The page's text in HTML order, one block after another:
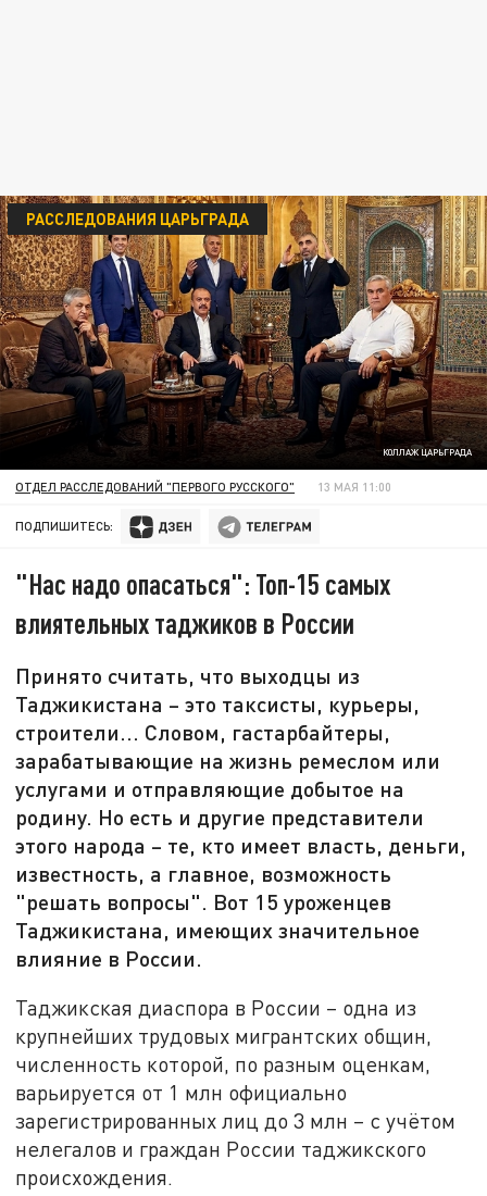
КОЛЛАЖ ЦАРЬГРАДА
РАССЛЕДОВАНИЯ ЦАРЬГРАДА
ОТДЕЛ РАССЛЕДОВАНИЙ "ПЕРВОГО РУССКОГО" 13 МАЯ 11:00
ПОДПИШИТЕСЬ:
"Нас надо опасаться": Топ-15 самых
влиятельных таджиков в России
Принято считать, что выходцы из
Таджикистана – это таксисты, курьеры,
строители... Словом, гастарбайтеры,
зарабатывающие на жизнь ремеслом или
услугами и отправляющие добытое на
родину. Но есть и другие представители
этого народа – те, кто имеет власть, деньги,
известность, а главное, возможность
"решать вопросы". Вот 15 уроженцев
Таджикистана, имеющих значительное
влияние в России.
Таджикская диаспора в России – одна из
крупнейших трудовых мигрантских общин,
численность которой, по разным оценкам,
варьируется от 1 млн официально
зарегистрированных лиц до 3 млн – с учётом
нелегалов и граждан России таджикского
происхождения.